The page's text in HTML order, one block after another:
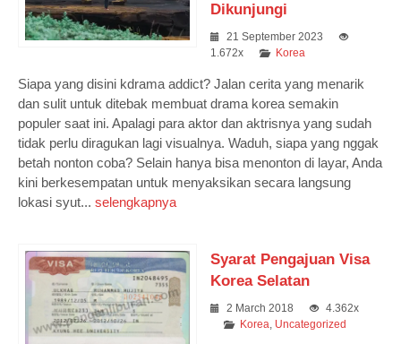
Dikunjungi
21 September 2023
1.672x
Korea
Siapa yang disini kdrama addict? Jalan cerita yang menarik
dan sulit untuk ditebak membuat drama korea semakin
populer saat ini. Apalagi para aktor dan aktrisnya yang sudah
tidak perlu diragukan lagi visualnya. Waduh, siapa yang nggak
betah nonton coba? Selain hanya bisa menonton di layar, Anda
kini berkesempatan untuk menyaksikan secara langsung
lokasi syut... selengkapnya
Syarat Pengajuan Visa
Korea Selatan
2 March 2018
4.362x
Korea, Uncategorized